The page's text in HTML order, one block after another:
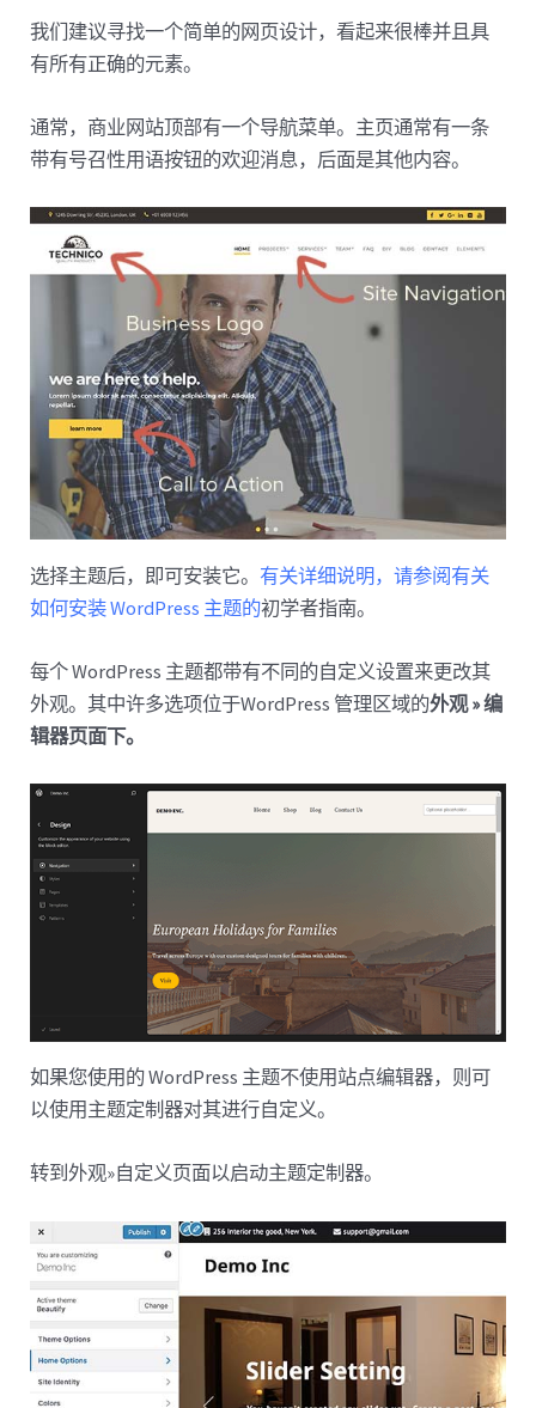
我们建议寻找一个简单的网页设计，看起来很棒并且具
有所有正确的元素。
通常，商业网站顶部有一个导航菜单。主页通常有一条
带有号召性用语按钮的欢迎消息，后面是其他内容。
选择主题后，即可安装它。 有关详细说明，请参阅有关
如何安装 WordPress 主题的初学者指南。
每个 WordPress 主题都带有不同的自定义设置来更改其
外观。其中许多选项位于WordPress 管理区域的外观 » 编
辑器页面下。
如果您使用的 WordPress 主题不使用站点编辑器，则可
以使用主题定制器对其进行自定义。
转到外观»自定义页面以启动主题定制器。